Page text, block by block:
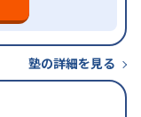
塾の詳細を見る